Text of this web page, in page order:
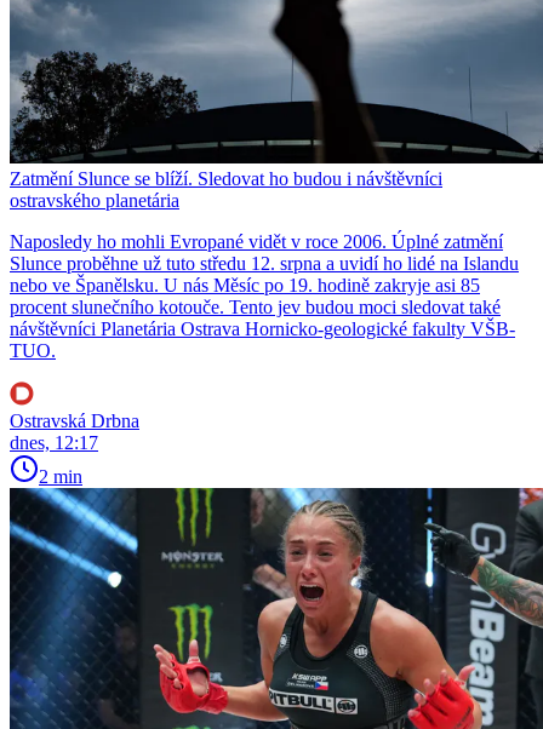
Zatmění Slunce se blíží. Sledovat ho budou i návštěvníci
ostravského planetária
Naposledy ho mohli Evropané vidět v roce 2006. Úplné zatmění
Slunce proběhne už tuto středu 12. srpna a uvidí ho lidé na Islandu
nebo ve Španělsku. U nás Měsíc po 19. hodině zakryje asi 85
procent slunečního kotouče. Tento jev budou moci sledovat také
návštěvníci Planetária Ostrava Hornicko-geologické fakulty VŠB-
TUO.
Ostravská Drbna
dnes, 12:17
2 min